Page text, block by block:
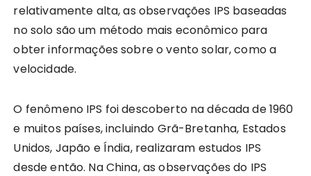
relativamente alta, as observações IPS baseadas
no solo são um método mais econômico para
obter informações sobre o vento solar, como a
velocidade.
O fenômeno IPS foi descoberto na década de 1960
e muitos países, incluindo Grã-Bretanha, Estados
Unidos, Japão e Índia, realizaram estudos IPS
desde então. Na China, as observações do IPS